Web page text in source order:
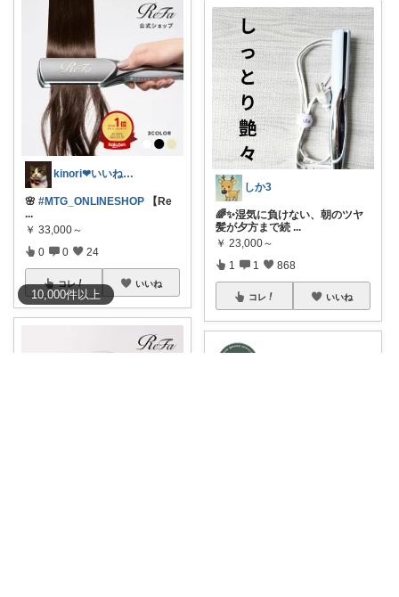
10,000件以上
kinori❤︎いいねご購入感謝です💝
🌸 #MTG_ONLINESHOP 【Re
...
￥ 33,000～
0 0 24
コレ いいね
しか3
🌈✨湿気に負けない、朝のツヤ
髪が夕方まで続 ...
￥ 23,000～
1 1 868
コレ いいね